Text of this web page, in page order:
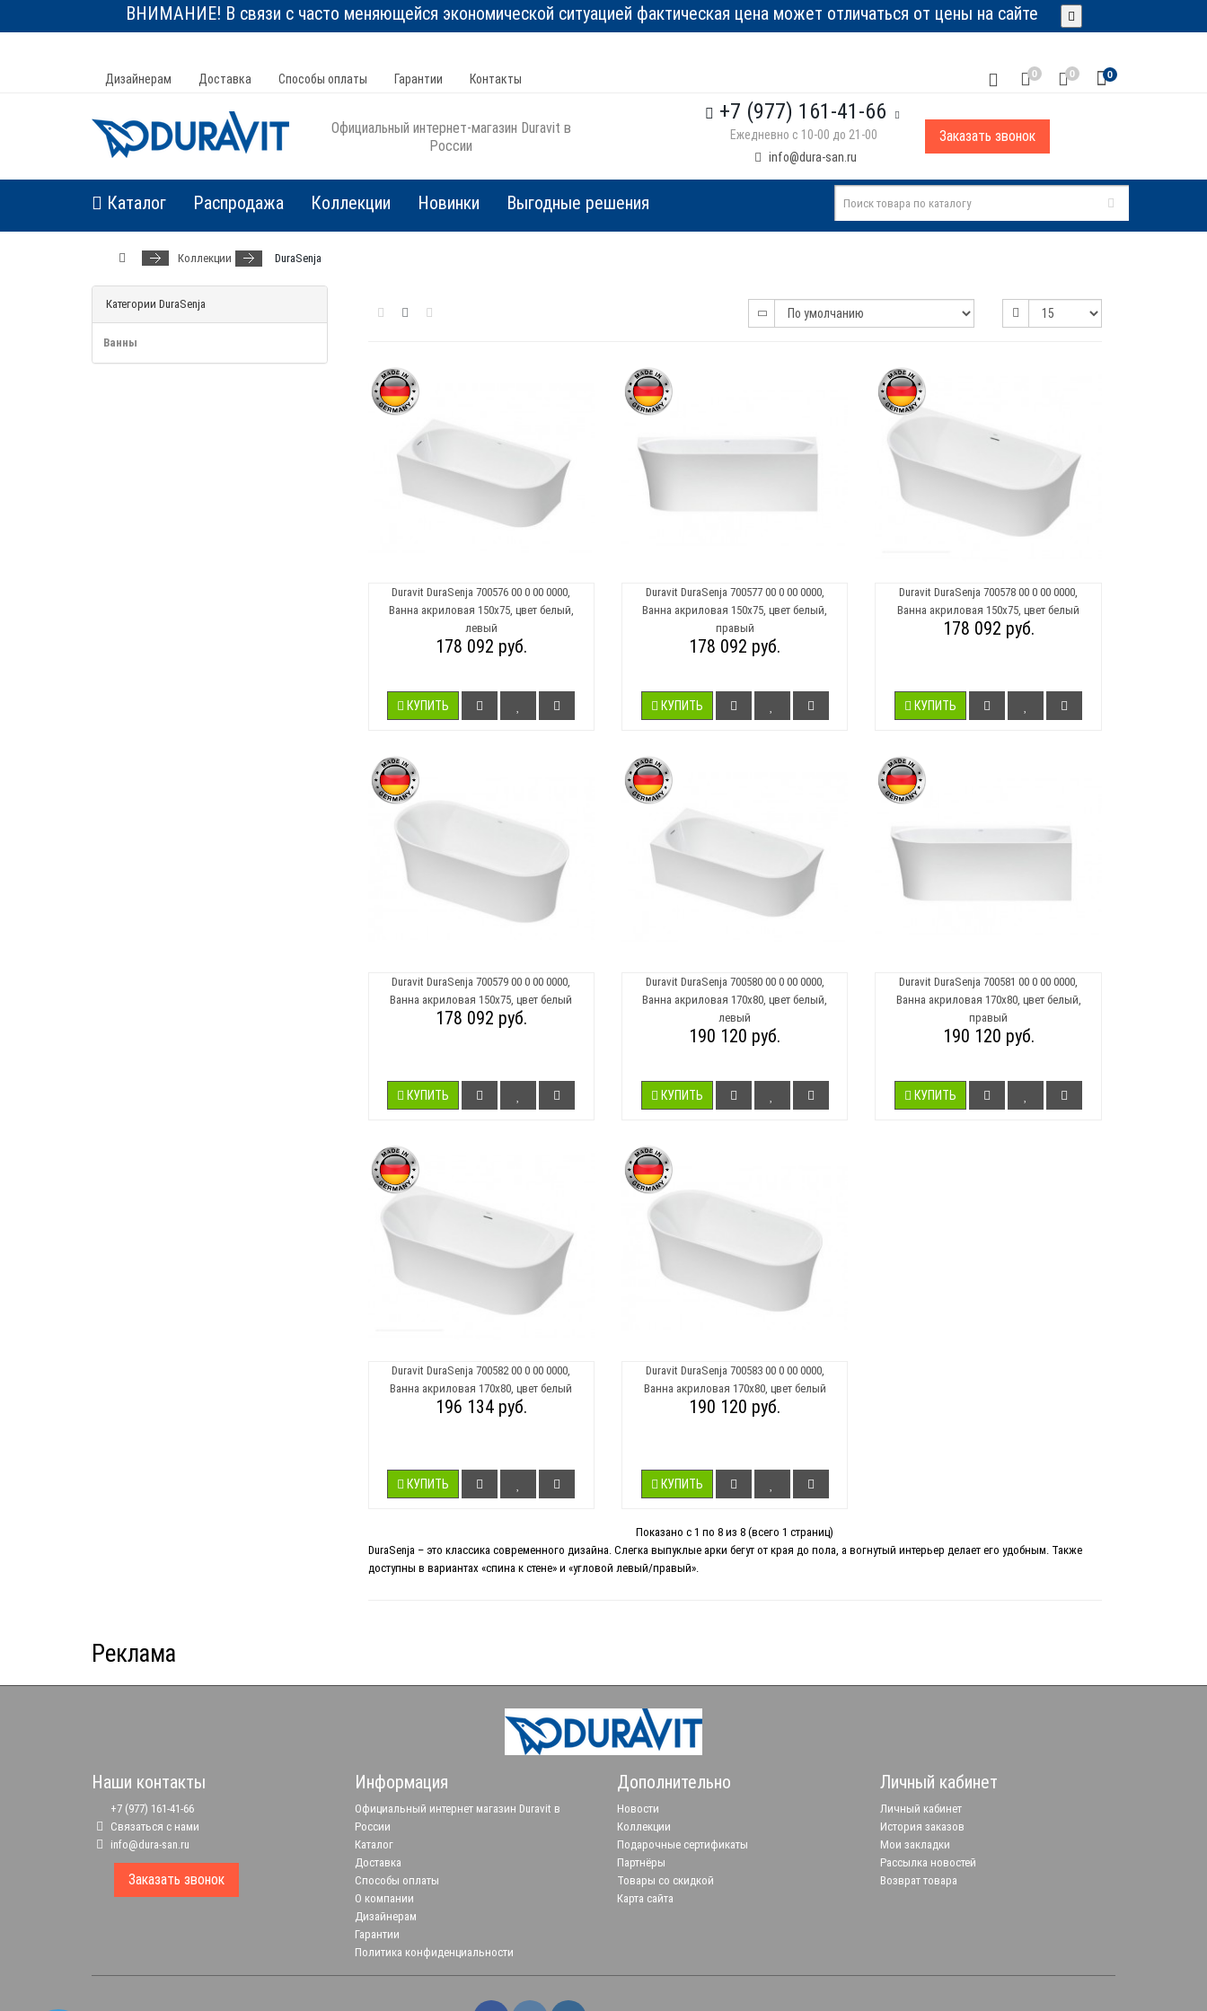
ВНИМАНИЕ! В связи с часто меняющейся экономической ситуацией фактическая цена может отличаться от цены на сайте
Дизайнерам Доставка Способы оплаты Гарантии Контакты 0 0 0
Официальный интернет-магазин Duravit в
России
+7 (977) 161-41-66
Ежедневно с 10-00 до 21-00
info@dura-san.ru
Заказать звонок
Каталог Распродажа Коллекции Новинки Выгодные решения
Коллекции DuraSenja
Категории DuraSenja
Ванны
Duravit DuraSenja 700576 00 0 00 0000,
Ванна акриловая 150х75, цвет белый,
левый
178 092 руб.
КУПИТЬ
Duravit DuraSenja 700577 00 0 00 0000,
Ванна акриловая 150х75, цвет белый,
правый
178 092 руб.
КУПИТЬ
Duravit DuraSenja 700578 00 0 00 0000,
Ванна акриловая 150х75, цвет белый
178 092 руб.
КУПИТЬ
Duravit DuraSenja 700579 00 0 00 0000,
Ванна акриловая 150х75, цвет белый
178 092 руб.
КУПИТЬ
Duravit DuraSenja 700580 00 0 00 0000,
Ванна акриловая 170х80, цвет белый,
левый
190 120 руб.
КУПИТЬ
Duravit DuraSenja 700581 00 0 00 0000,
Ванна акриловая 170х80, цвет белый,
правый
190 120 руб.
КУПИТЬ
Duravit DuraSenja 700582 00 0 00 0000,
Ванна акриловая 170х80, цвет белый
196 134 руб.
КУПИТЬ
Duravit DuraSenja 700583 00 0 00 0000,
Ванна акриловая 170х80, цвет белый
190 120 руб.
КУПИТЬ
Показано с 1 по 8 из 8 (всего 1 страниц)
DuraSenja – это классика современного дизайна. Слегка выпуклые арки бегут от края до пола, а вогнутый интерьер делает его удобным. Также
доступны в вариантах «спина к стене» и «угловой левый/правый».
Реклама
Наши контакты
+7 (977) 161-41-66
Связаться с нами
info@dura-san.ru
Заказать звонок
Информация
Официальный интернет магазин Duravit в
России
Каталог
Доставка
Способы оплаты
О компании
Дизайнерам
Гарантии
Политика конфиденциальности
Дополнительно
Новости
Коллекции
Подарочные сертификаты
Партнёры
Товары со скидкой
Карта сайта
Личный кабинет
Личный кабинет
История заказов
Мои закладки
Рассылка новостей
Возврат товара